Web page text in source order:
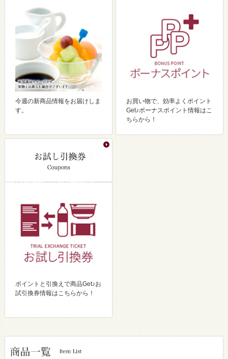
今週の新商品情報をお届けしま
す。
お買い物で、効率よくポイント
Get♪ボーナスポイント情報はこ
ちらから！
ポイントと引換えで商品Get♪お
試引換券情報はこちらから！